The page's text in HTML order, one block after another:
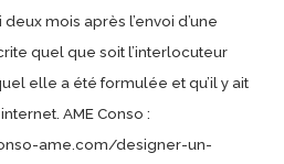
mois après l’envoi d’une
quel que soit l’interlocuteur
elle a été formulée et qu’il y ait
AME Conso :
ame.com/designer-un-